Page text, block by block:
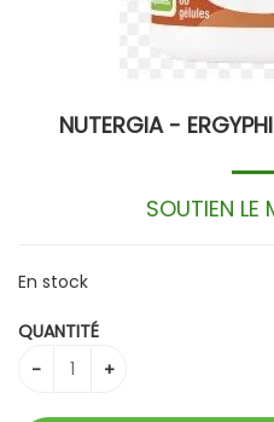
NUTERGIA -
SOUTIEN LE
En stock
QUANTITÉ